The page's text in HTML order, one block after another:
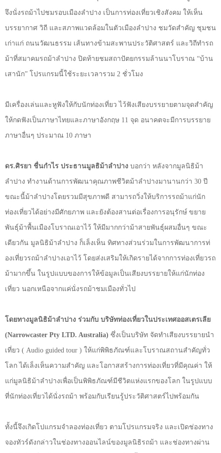
จึงนั่งรถม้าไปชมรอบเมืองลำปาง เป็นการท่องเที่ยวเชิงสังคม ให้เห็น
บรรยากาศ วิถี และสภาพแวดล้อมในตัวเมืองลำปาง ชมวัดสำคัญ ชุมชน
เก่าแก่ ถนนวัฒนธรรม เส้นทางข้ามสะพานประวัติศาสตร์ และวิถีทำรถ
ม้าที่สมาคมรถม้าลำปาง ปิดท้ายชมสถาปัตยกรรมล้านนาโบราณ “บ้าน
เสานัก” โปรแกรมนี้ใช้ระยะเวลารวม 2 ชั่วโมง
มีเครื่องเล่นและหูฟังให้กับนักท่องเที่ยว ไว้ฟังเสียงบรรยายตามจุดสำคัญ
ให้กดฟังเป็นภาษาไทยและภาษาอังกฤษ 11 จุด อนาคตจะมีการบรรยาย
ภาษาอื่นๆ ประมาณ 10 ภาษา
ดร.ศิรยา ชื่นกำไร ประธานมูลธิม้าลำปาง บอกว่า หลังจากมูลนิธิม้า
ลำปาง ทำงานด้านการพัฒนาคุณภาพชีวิตม้าลำปางมานานกว่า 30 ปี
ขณะนี้ม้าลำปางโดยรวมมีสุขภาพดี สามารถวิ่งให้บริการรถม้าแก่นัก
ท่องเที่ยวได้อย่างมีศักยภาพ และยังต้องสานต่อเรื่องการอนุรักษ์ ขยาย
พันธุ์ม้าพื้นเมืองโบราณเอาไว้ ให้มีมากกว่าม้าสายพันธุ์ผสมอื่นๆ ขณะ
เดียวกัน มูลนิธิม้าลำปาง ก็เล็งเห็น ทิศทางส่วนร่วมในการพัฒนาการท่
องเที่ยวรถม้าลำปางเอาไว้ โดยส่งเสริมให้เกิดรายได้จากการท่องเที่ยวรถ
ม้ามากขึ้น ในรูปแบบของการให้ข้อมูลเป็นเสียงบรรยายให้แก่นักท่อง
เที่ยว นอกเหนือจากแค่นั่งรถม้าชมเมืองทั่วไป
โดยทางมูลนิธิม้าลำปาง ร่วมกับ บริษัทท่องเที่ยวในประเทศออสเตรเลีย
(Narrowcaster Pty LTD. Australia) ซึ่งเป็นบริษัท จัดทำเสียงบรรยายนำ
เที่ยว ( Audio guided tour ) ให้แก่พิพิธภัณฑ์และโบราณสถานสำคัญทั่ว
โลก ได้เล็งเห็นความสำคัญ และโอกาสสร้างการท่องเที่ยวที่มีคุณค่า ให้
แก่มูลนิธิม้าลำปางเพื่อเป็ นพิพิธภัณฑ์มีชีวิตแห่งแรกของโลก ในรูปแบบ
ที่นักท่องเที่ยวได้นั่งรถม้า พร้อมกับเรียนรู้ประวัติศาสตร์ไปพร้อมกัน
ทั้งนี้จึงเกิดโปแกรมจำลองท่องเที่ยว ตามโปรแกรมจริง และเปิดช่องทาง
จองทัวร์ดังกล่าวในช่องทางออนไลน์ของมูลนิธิรถม้า และช่องทางผ่าน